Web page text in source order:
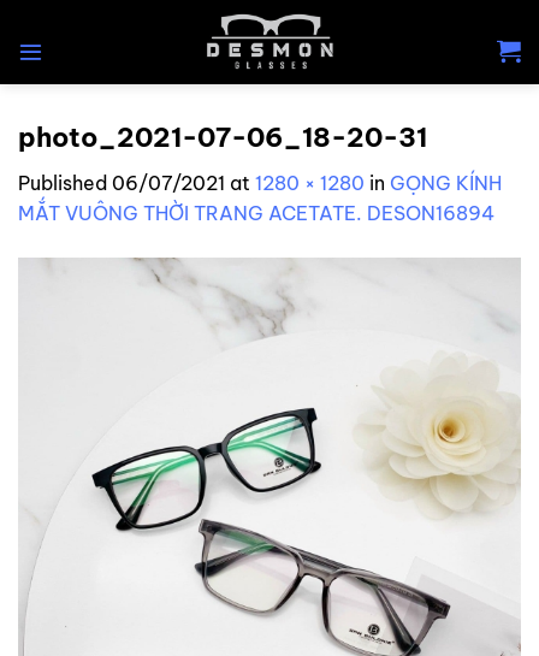
photo_2021-07-06_18-20-31
Published 06/07/2021 at 1280 × 1280 in GỌNG KÍNH
MẮT VUÔNG THỜI TRANG ACETATE. DESON16894